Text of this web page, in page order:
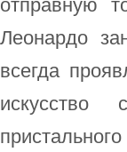
отправную
Леонардо
всегда
искусство